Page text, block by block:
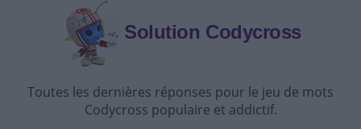
Solution Codycross
Toutes les dernières réponses pour le jeu de mots
Codycross populaire et addictif.